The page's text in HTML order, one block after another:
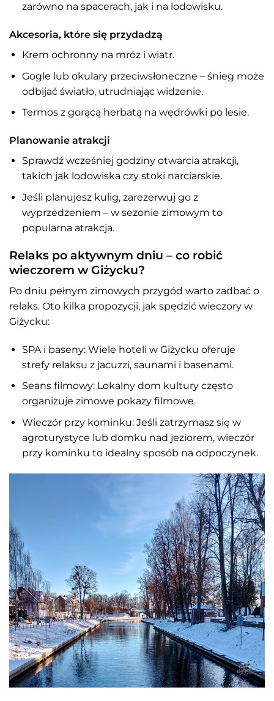
zarówno na spacerach, jak i na lodowisku.
Akcesoria, które się przydadzą
Krem ochronny na mróz i wiatr.
Gogle lub okulary przeciwsłoneczne – śnieg może
odbijać światło, utrudniając widzenie.
Termos z gorącą herbatą na wędrówki po lesie.
Planowanie atrakcji
Sprawdź wcześniej godziny otwarcia atrakcji,
takich jak lodowiska czy stoki narciarskie.
Jeśli planujesz kulig, zarezerwuj go z
wyprzedzeniem – w sezonie zimowym to
popularna atrakcja.
Relaks po aktywnym dniu – co robić
wieczorem w Giżycku?
Po dniu pełnym zimowych przygód warto zadbać o
relaks. Oto kilka propozycji, jak spędzić wieczory w
Giżycku:
SPA i baseny: Wiele hoteli w Giżycku oferuje
strefy relaksu z jacuzzi, saunami i basenami.
Seans filmowy: Lokalny dom kultury często
organizuje zimowe pokazy filmowe.
Wieczór przy kominku: Jeśli zatrzymasz się w
agroturystyce lub domku nad jeziorem, wieczór
przy kominku to idealny sposób na odpoczynek.